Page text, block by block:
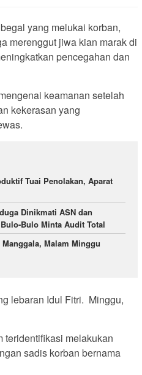
yang melukai korban,
merenggut jiwa kian marak di
pencegahan dan
keamanan setelah
kekerasan yang
Tuai Penolakan, Aparat
Dinikmati ASN dan
Bulo Minta Audit Total
Malam Minggu
lebaran Idul Fitri. Minggu,
teridentifikasi melakukan
sadis korban bernama